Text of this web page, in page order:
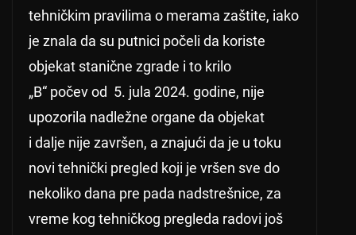
tehničkim pravilima o merama zaštite, iako
je znala da su putnici počeli da koriste
objekat stanične zgrade i to krilo
„B“ počev od 5. jula 2024. godine, nije
upozorila nadležne organe da objekat
i dalje nije završen, a znajući da je u toku
novi tehnički pregled koji je vršen sve do
nekoliko dana pre pada nadstrešnice, za
vreme kog tehničkog pregleda radovi još